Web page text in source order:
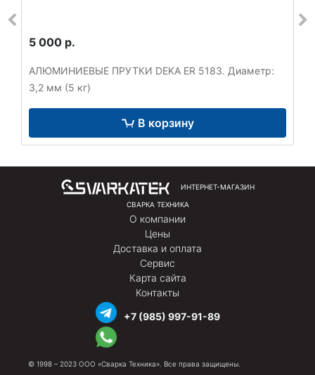
5 000 р.
АЛЮМИНИЕВЫЕ ПРУТКИ DEKA ER 5183. Диаметр:
3,2 мм (5 кг)
В корзину
ИНТЕРНЕТ-МАГАЗИН
СВАРКА ТЕХНИКА
О компании
Цены
Доставка и оплата
Сервис
Карта сайта
Контакты
+7 (985) 997-91-89
© 1998 – 2023 ООО «Сварка Техника». Все права защищены.